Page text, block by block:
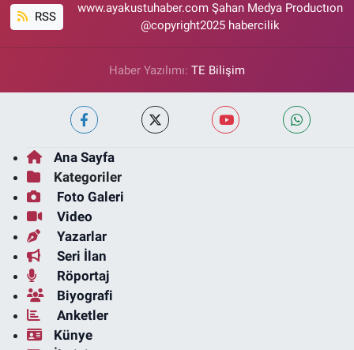
RSS
www.ayakustuhaber.com Şahan Medya Productıon
@copyright2025 habercilik
Haber Yazılımı: TE Bilişim
Ana Sayfa
Kategoriler
Foto Galeri
Video
Yazarlar
Seri İlan
Röportaj
Biyografi
Anketler
Künye